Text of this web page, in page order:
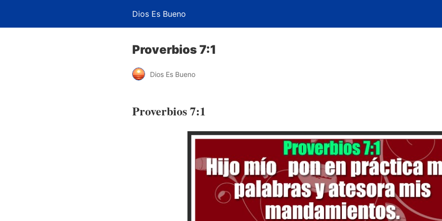
Dios Es Bueno
Proverbios 7:1
Dios Es Bueno
Proverbios 7:1